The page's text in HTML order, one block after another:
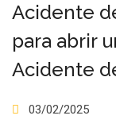
Acidente
para abrir
Acidente
03/02/2025